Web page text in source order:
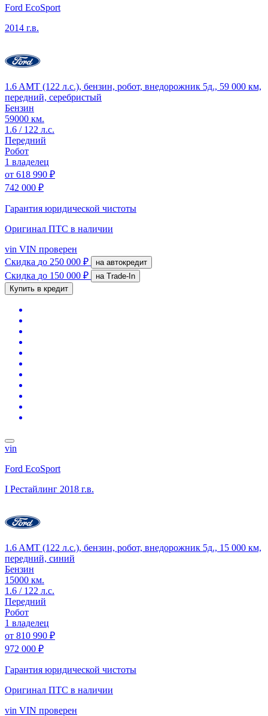
Ford EcoSport
2014 г.в.
1.6 AMT (122 л.с.), бензин, робот, внедорожник 5д., 59 000 км,
передний, серебристый
Бензин
59000 км.
1.6 / 122 л.с.
Передний
Робот
1 владелец
от 618 990 ₽
742 000 ₽
Гарантия юридической чистоты
Оригинал ПТС в наличии
vin VIN проверен
Скидка до 250 000 ₽ на автокредит
Скидка до 150 000 ₽
на Trade-In
Купить в кредит
vin
Ford EcoSport
I Рестайлинг 2018 г.в.
1.6 AMT (122 л.с.), бензин, робот, внедорожник 5д., 15 000 км,
передний, синий
Бензин
15000 км.
1.6 / 122 л.с.
Передний
Робот
1 владелец
от 810 990 ₽
972 000 ₽
Гарантия юридической чистоты
Оригинал ПТС в наличии
vin VIN проверен